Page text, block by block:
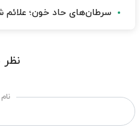
سرطان‌های حاد خون؛ علائم
نظر
نام